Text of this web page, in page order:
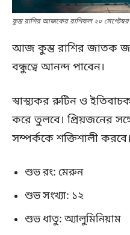
কুম্ভ রাশির আজকের রাশিফল ২০
আজ কুম্ভ রাশির জাতক
বন্ধুত্বে আনন্দ পাবেন।
স্বাস্থ্যকর রুটিন ও
করে তুলবে। প্রিয়জনের
সম্পর্ককে শক্তিশালী করবে।
শুভ রং: মেরুন
শুভ সংখ্যা: ১২
শুভ ধাতু: অ্যালুমিনিয়াম